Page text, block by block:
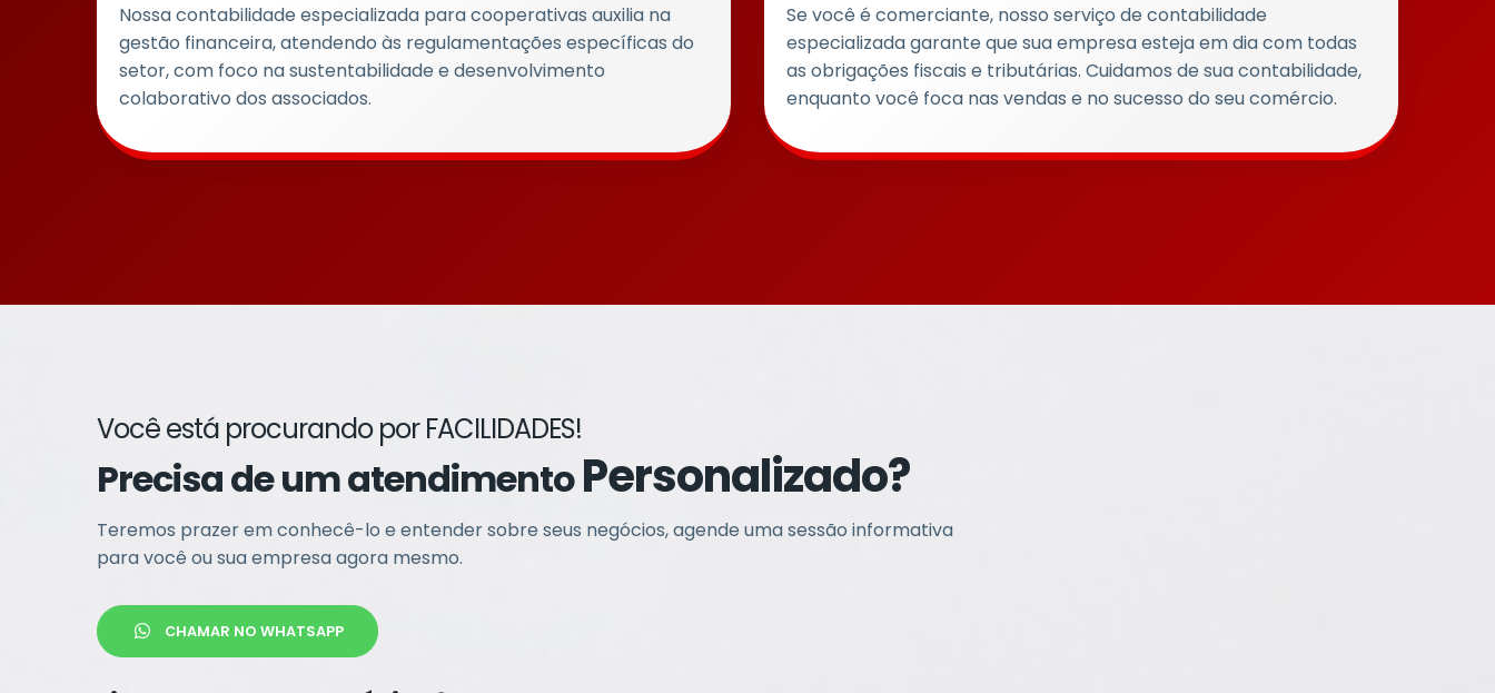
Nossa contabilidade especializada para cooperativas auxilia na
gestão financeira, atendendo às regulamentações específicas do
setor, com foco na sustentabilidade e desenvolvimento
colaborativo dos associados.
Se você é comerciante, nosso serviço de contabilidade
especializada garante que sua empresa esteja em dia com todas
as obrigações fiscais e tributárias. Cuidamos de sua contabilidade,
enquanto você foca nas vendas e no sucesso do seu comércio.
Você está procurando por FACILIDADES!
Precisa de um atendimentoPersonalizado?
Teremos prazer em conhecê-lo e entender sobre seus negócios, agende uma sessão informativa
para você ou sua empresa agora mesmo.
CHAMAR NO WHATSAPP